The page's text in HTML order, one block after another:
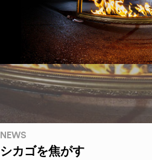
NEWS
シカゴを焦がす